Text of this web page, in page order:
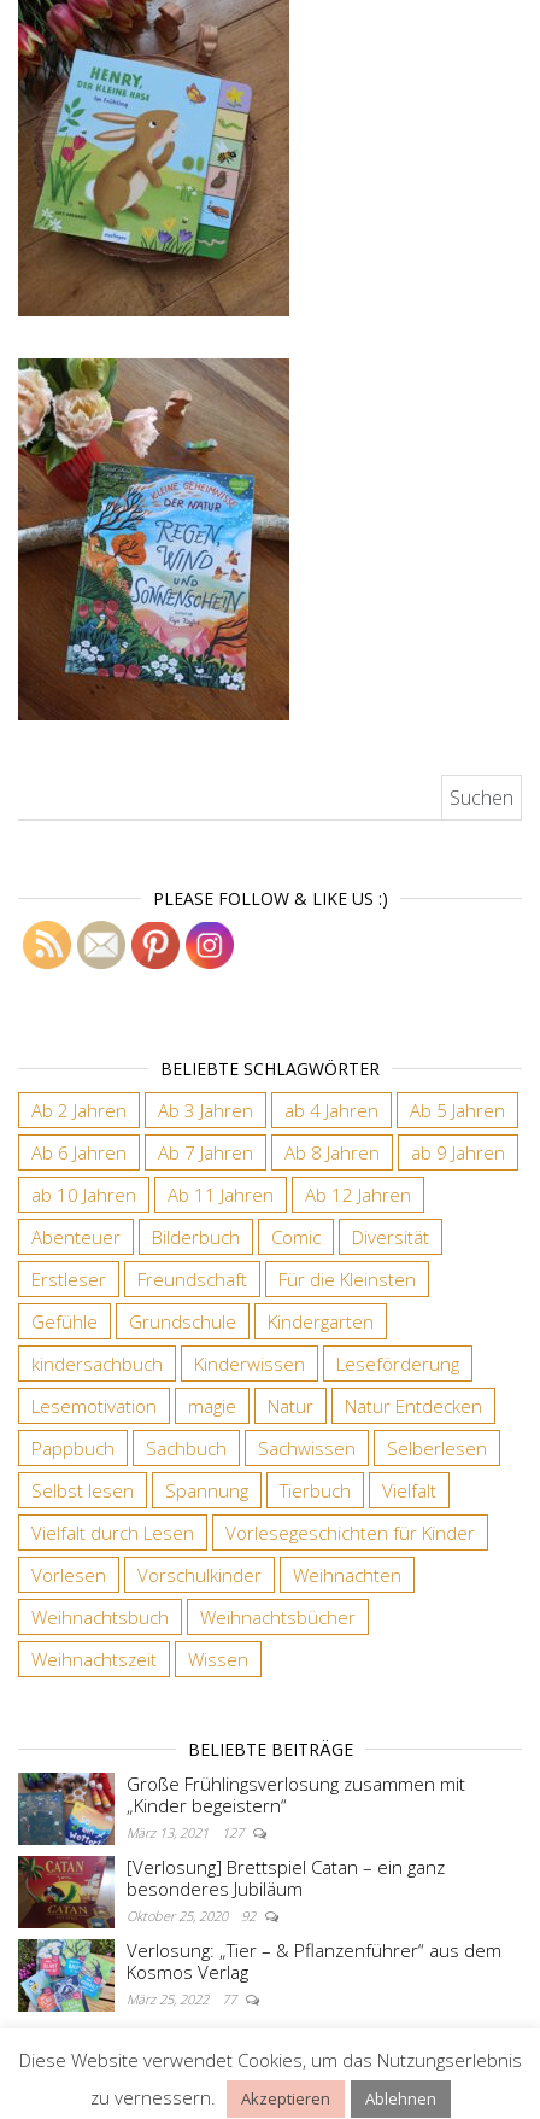
PLEASE FOLLOW & LIKE US :)
BELIEBTE SCHLAGWÖRTER
Ab 2 Jahren Ab 3 Jahren ab 4 Jahren
Ab 5 Jahren
Ab 6 Jahren
Ab 7 Jahren Ab 8 Jahren
ab 9 Jahren
ab 10 Jahren
Ab 11 Jahren
Ab 12 Jahren
Abenteuer
Bilderbuch Comic
Diversität
Erstleser
Freundschaft
Für die Kleinsten
Gefühle
Grundschule
Kindergarten
kindersachbuch
Kinderwissen
Leseförderung
Lesemotivation
magie Natur
Natur Entdecken
Pappbuch
Sachbuch Sachwissen
Selberlesen
Selbst lesen
Spannung Tierbuch
Vielfalt
Vielfalt durch Lesen
Vorlesegeschichten für Kinder
Vorlesen
Vorschulkinder
Weihnachten
Weihnachtsbuch
Weihnachtsbücher
Weihnachtszeit
Wissen
BELIEBTE BEITRÄGE
Große Frühlingsverlosung zusammen mit
„Kinder begeistern“
März 13, 2021 127
[Verlosung] Brettspiel Catan – ein ganz
besonderes Jubiläum
Oktober 25, 2020 92
Verlosung: „Tier – & Pflanzenführer“ aus dem
Kosmos Verlag
März 25, 2022 77
Stolz präsentiert vonWordPress|Theme:Master
Blog
Diese Website verwendet Cookies, um das Nutzungserlebnis
zu vernessern.
Akzeptieren Ablehnen